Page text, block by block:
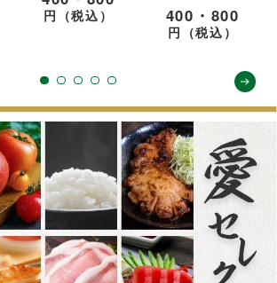
円（税込） 400・800
円（税込）